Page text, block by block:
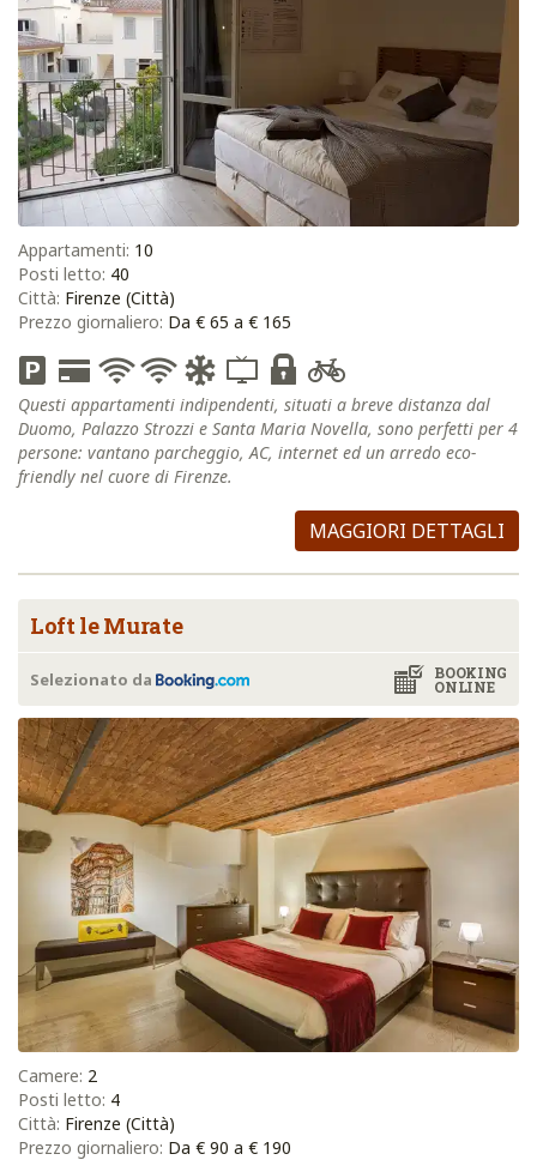
Appartamenti: 10
Posti letto: 40
Città: Firenze (Città)
Prezzo giornaliero: Da € 65 a € 165
Questi appartamenti indipendenti, situati a breve distanza dal
Duomo, Palazzo Strozzi e Santa Maria Novella, sono perfetti per 4
persone: vantano parcheggio, AC, internet ed un arredo eco-
friendly nel cuore di Firenze.
MAGGIORI DETTAGLI
Loft le Murate
BOOKING
ONLINE
Selezionato da
Camere: 2
Posti letto: 4
Città: Firenze (Città)
Prezzo giornaliero: Da € 90 a € 190